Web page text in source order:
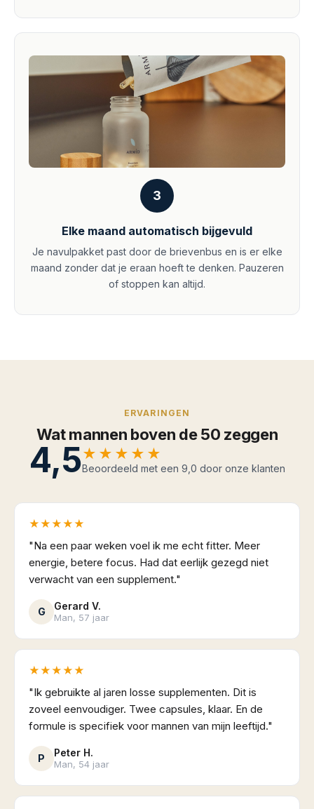
3
Elke maand automatisch bijgevuld
Je navulpakket past door de brievenbus en is er elke
maand zonder dat je eraan hoeft te denken. Pauzeren
of stoppen kan altijd.
ERVARINGEN
Wat mannen boven de 50 zeggen
4,5★★★★★
Beoordeeld met een 9,0 door onze klanten
★★★★★
"Na een paar weken voel ik me echt fitter. Meer
energie, betere focus. Had dat eerlijk gezegd niet
verwacht van een supplement."
G Gerard V.
Man, 57 jaar
★★★★★
"Ik gebruikte al jaren losse supplementen. Dit is
zoveel eenvoudiger. Twee capsules, klaar. En de
formule is specifiek voor mannen van mijn leeftijd."
P Peter H.
Man, 54 jaar